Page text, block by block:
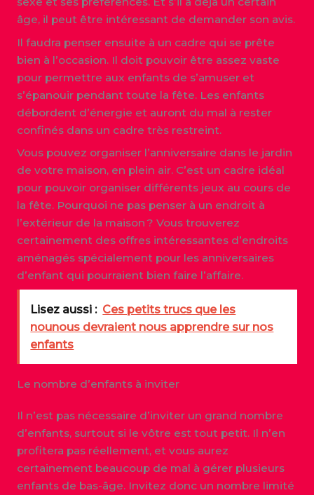
âge, il peut être intéressant de demander son avis.
Il faudra penser ensuite à un cadre qui se prête
bien à l’occasion. Il doit pouvoir être assez vaste
pour permettre aux enfants de s’amuser et
s’épanouir pendant toute la fête. Les enfants
débordent d’énergie et auront du mal à rester
confinés dans un cadre très restreint.
Vous pouvez organiser l’anniversaire dans le jardin
de votre maison, en plein air. C’est un cadre idéal
pour pouvoir organiser différents jeux au cours de
la fête. Pourquoi ne pas penser à un endroit à
l’extérieur de la maison ? Vous trouverez
certainement des offres intéressantes d’endroits
aménagés spécialement pour les anniversaires
d’enfant qui pourraient bien faire l’affaire.
Lisez aussi : Ces petits trucs que les
nounous devraient nous apprendre sur nos
enfants
Le nombre d’enfants à inviter
Il n’est pas nécessaire d’inviter un grand nombre
d’enfants, surtout si le vôtre est tout petit. Il n’en
profitera pas réellement, et vous aurez
certainement beaucoup de mal à gérer plusieurs
enfants de bas-âge. Invitez donc un nombre limité